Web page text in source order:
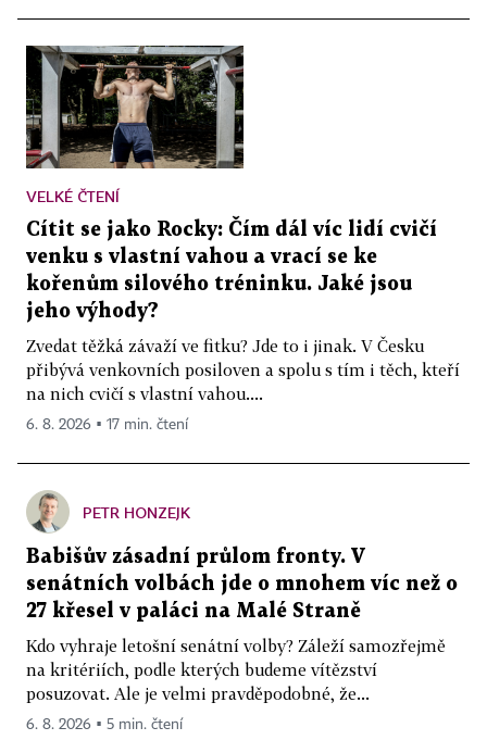
VELKÉ ČTENÍ
Cítit se jako Rocky: Čím dál víc lidí cvičí
venku s vlastní vahou a vrací se ke
kořenům silového tréninku. Jaké jsou
jeho výhody?
Zvedat těžká závaží ve fitku? Jde to i jinak. V Česku
přibývá venkovních posiloven a spolu s tím i těch, kteří
na nich cvičí s vlastní vahou....
6. 8. 2026 ▪ 17 min. čtení
PETR HONZEJK
Babišův zásadní průlom fronty. V
senátních volbách jde o mnohem víc než o
27 křesel v paláci na Malé Straně
Kdo vyhraje letošní senátní volby? Záleží samozřejmě
na kritériích, podle kterých budeme vítězství
posuzovat. Ale je velmi pravděpodobné, že...
6. 8. 2026 ▪ 5 min. čtení